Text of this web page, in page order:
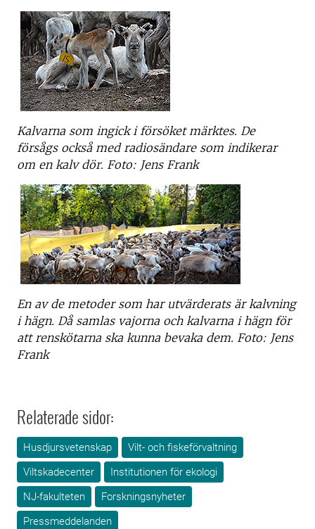
Kalvarna som ingick i försöket märktes. De
försågs också med radiosändare som indikerar
om en kalv dör. Foto: Jens Frank
En av de metoder som har utvärderats är kalvning
i hägn. Då samlas vajorna och kalvarna i hägn för
att renskötarna ska kunna bevaka dem. Foto: Jens
Frank
Relaterade sidor:
Husdjursvetenskap
Vilt- och fiskeförvaltning
Viltskadecenter
Institutionen för ekologi
NJ-fakulteten
Forskningsnyheter
Pressmeddelanden